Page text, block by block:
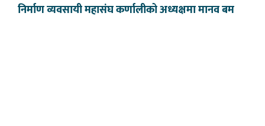
निर्माण व्यवसायी महासंघ कर्णालीको अध्यक्षमा मानव बम